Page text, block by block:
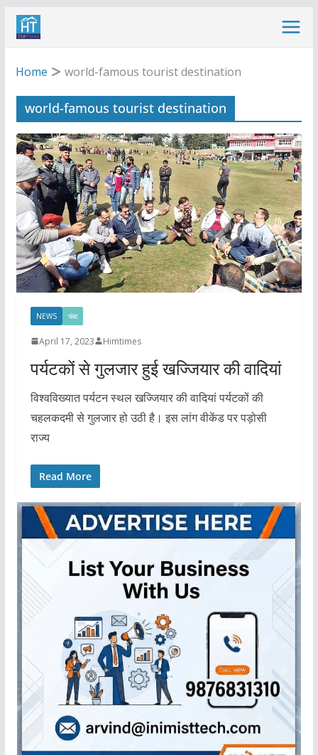
Skip
Home
world-famous tourist destination
world-famous tourist destination
NEWS चंबा
April 17, 2023 Himtimes
पर्यटकों से गुलजार हुई खज्जियार की वादियां
विश्वविख्यात पर्यटन स्थल खज्जियार की वादियां पर्यटकों की
चहलकदमी से गुलजार हो उठी है। इस लांग वीकेंड पर पड़ोसी
राज्य
Read More